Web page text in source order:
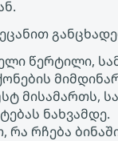
წერტილი,
ნახვამდე.
რა რჩება